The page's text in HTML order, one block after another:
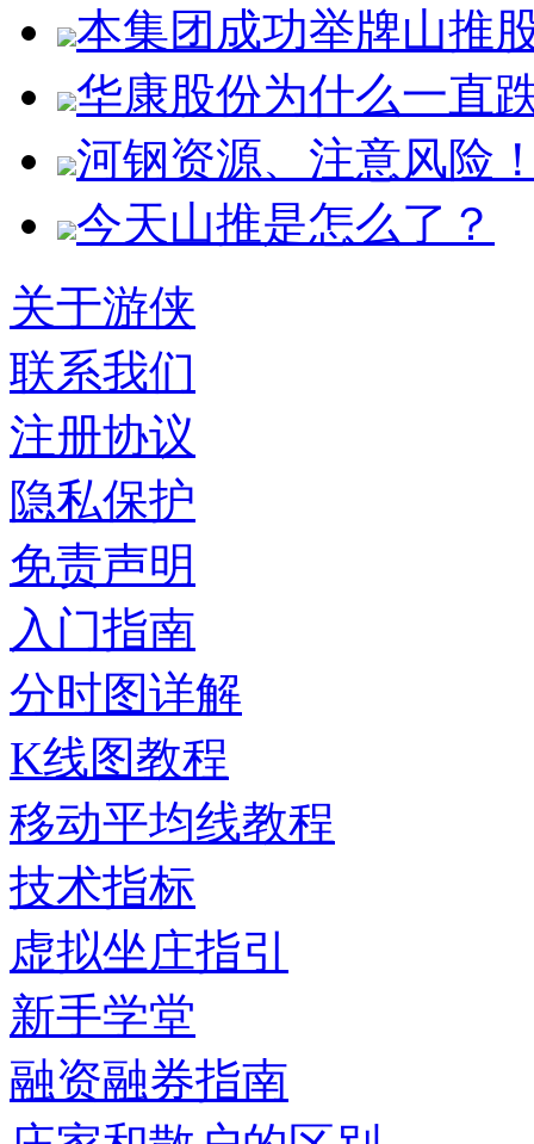
本集团成功举牌山推
华康股份为什么一直
河钢资源、注意风险
今天山推是怎么了？
关于游侠
联系我们
注册协议
隐私保护
免责声明
入门指南
分时图详解
K线图教程
移动平均线教程
技术指标
虚拟坐庄指引
新手学堂
融资融券指南